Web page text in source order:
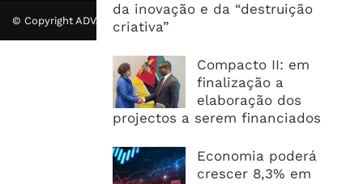
da inovação e da “destruição
criativa”
Compacto II: em
finalização a
elaboração dos
projectos a serem financiados
Economia poderá
crescer 8,3% em
© Copyright ADVALUE. Todos Direitos Reservados.